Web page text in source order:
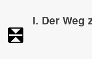
I. Der Weg